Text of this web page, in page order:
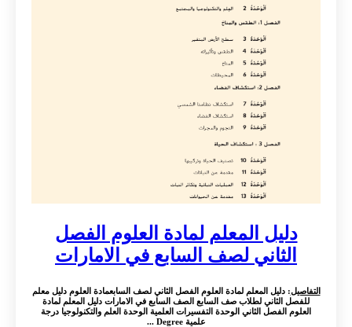
دليل المعلم لمادة العلوم الفصل
الثاني لصف السابع في الامارات
التفاصيل: دليل المعلم لمادة العلوم الفصل الثاني لصف السابعمادة العلوم دليل معلم
للفصل الثاني لطلاب صف السابع الصف السابع في الامارات دليل المعلم لمادة
العلوم الفصل الثاني الوحدة التفسيرات العلمية الوحدة العلم والتكنولوجيا درجة
علمية Degree ...